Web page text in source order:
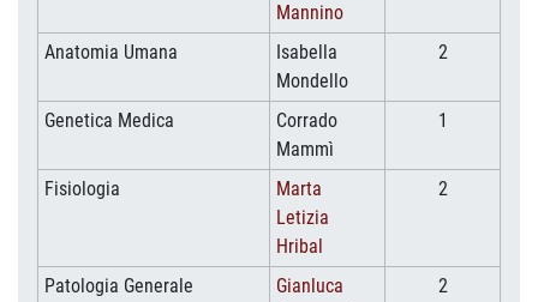
Mannino
Anatomia Umana
Isabella
Mondello
2
Genetica Medica
Corrado
Mammì
1
Fisiologia
Marta
Letizia
Hribal
2
Patologia Generale
Gianluca
2